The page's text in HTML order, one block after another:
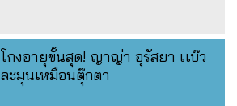
โกงอายุขั้นสุด! ญาญ่า อุรัสยา เเบ๊ว
ละมุนเหมือนตุ๊กตา